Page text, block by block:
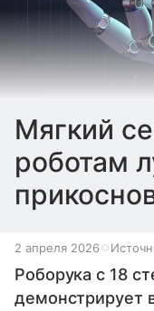
Мягкий
роботам
2 апреля 2026
Роборука с 18
демонстрирует